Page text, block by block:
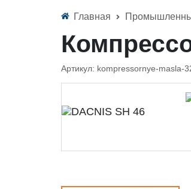
Главная
Артикул: kompressornye-masla-